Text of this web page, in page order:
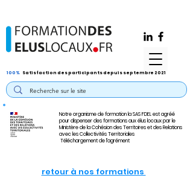
Notre organisme de formation la SAS FDEL est agréé
pour dispenser des formations aux élus locaux par le
Ministère de la Cohésion des Territoires et des Relations
avec les Collectivités Territoriales
Téléchargement de l'agrément
100% Satisfaction des participants depuis septembre 2021
retour à nos formations